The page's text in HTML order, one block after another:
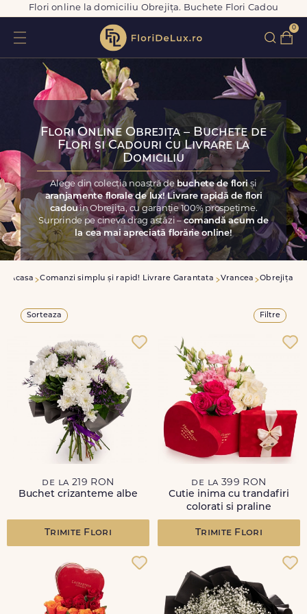
Flori online la domiciliu Obrejița. Buchete Flori Cadou
0
Flori Online Obrejița – Buchete de
Flori și Cadouri cu Livrare la
Domiciliu
Alege din colecția noastră de buchete de floriși
aranjamente florale de lux! Livrare rapidă de flori
cadouîn Obrejița, cu garanție 100% prospețime.
Surprinde pe cineva drag astăzi –comandă acum de
la cea mai apreciată florărie online!
Acasa Comanzi simplu și rapid! Livrare Garantata Vrancea Obrejița
Sorteaza Filtre
de la 219 RON
Buchet crizanteme albe
Trimite Flori
de la 399 RON
Cutie inima cu trandafiri
colorati si praline
Trimite Flori